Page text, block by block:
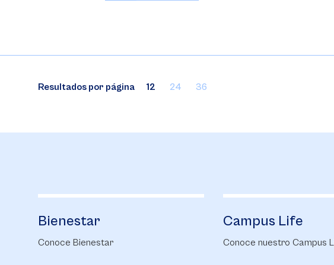
Resultados por página 12 24 36
Campus Life
Conoce nuestro Campus Life
Biblioteca
Conoce nuestra Biblioteca